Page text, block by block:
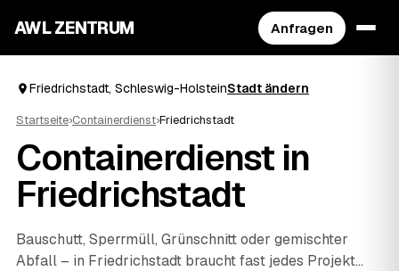
AWL ZENTRUM Anfragen
Friedrichstadt, Schleswig-HolsteinStadt ändern
Startseite›Containerdienst›Friedrichstadt
Containerdienst in
Friedrichstadt
Bauschutt, Sperrmüll, Grünschnitt oder gemischter
Abfall – in Friedrichstadt braucht fast jedes Projekt